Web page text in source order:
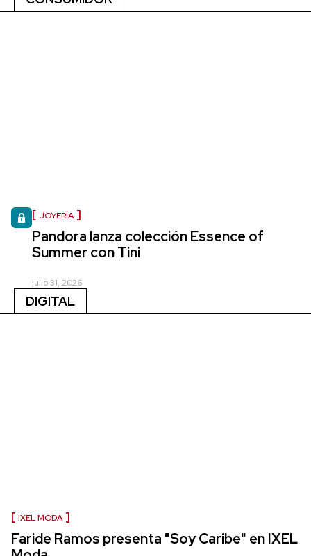
JOYERÍA
Pandora lanza colección Essence of
Summer con Tini
julio 31, 2026
DIGITAL
IXEL MODA
Faride Ramos presenta "Soy Caribe" en IXEL